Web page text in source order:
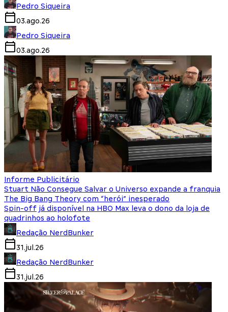
Pedro Siqueira
03.ago.26
Pedro Siqueira
03.ago.26
Informe Publicitário
Stuart Não Consegue Salvar o Universo expande a franquia
The Big Bang Theory com “herói” inesperado
Spin-off já disponível na HBO Max leva o dono da loja de
quadrinhos ao holofote
Redação NerdBunker
31.jul.26
Redação NerdBunker
31.jul.26